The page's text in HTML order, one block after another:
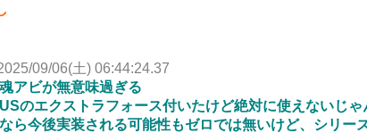
09/06(土) 06:44:24.37
アビが無意味過ぎる
のエクストラフォース付いたけど絶対に使えないじゃ
ら今後実装される可能性もゼロでは無いけど、シリー